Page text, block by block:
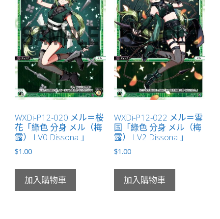
WXDi-P12-020 メル＝桜
花「綠色 分身 メル（梅
露） LV0 Dissona 」
$1.00
加入購物車
WXDi-P12-022 メル＝雪
国「綠色 分身 メル（梅
露） LV2 Dissona 」
$1.00
加入購物車